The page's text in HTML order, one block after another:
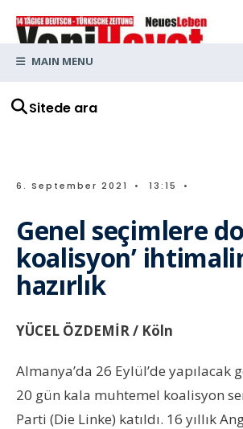
Sitede ara
MAIN MENU
6. September 2021 • 13:15 •
Genel seçimlere
koalisyon’
hazırlık
YÜCEL ÖZDEMİR / Köln
Almanya’da 26 Eylül’de yapılacak
20 gün kala muhtemel koalisyon
Parti (Die Linke) katıldı. 16 yıllık